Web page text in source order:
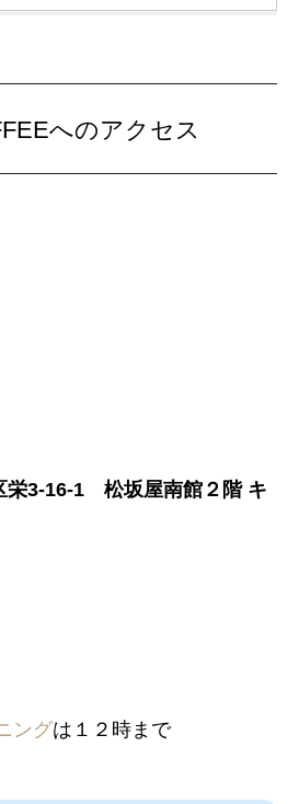
へのアクセス
栄3-16-1 松坂屋南館２階 キ
ングは１２時まで